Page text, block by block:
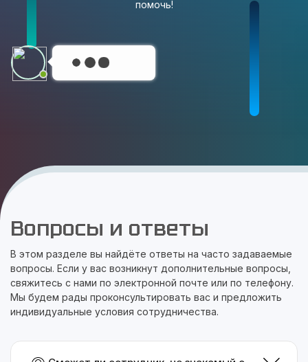
помочь!
Вопросы и ответы
В этом разделе вы найдёте ответы на часто задаваемые
вопросы. Если у вас возникнут дополнительные вопросы,
свяжитесь с нами по электронной почте или по телефону.
Мы будем рады проконсультировать вас и предложить
индивидуальные условия сотрудничества.